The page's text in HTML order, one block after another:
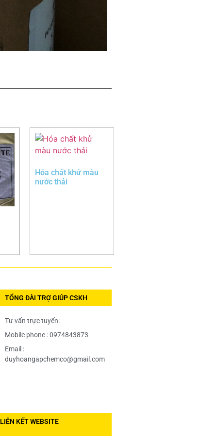
Hóa chất khử màu
nước thải
TỔNG ĐÀI TRỢ GIÚP CSKH
Tư vấn trực tuyến:
Mobile phone : 0974843873
Email :
duyhoangapchemco@gmail.com
LIÊN KẾT WEBSITE